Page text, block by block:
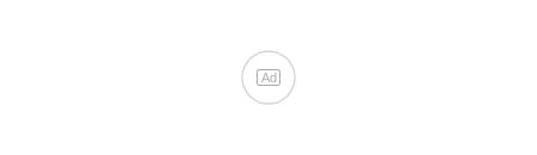
Ad